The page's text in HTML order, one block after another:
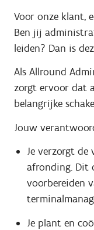
Voor onze klant,
Ben jij
leiden? Dan is
Als Allround
zorgt ervoor dat
belangrijke
Jouw
Je verzorgt
afronding. Dit
voorbereiden
Je plant en